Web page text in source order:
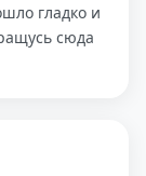
гладко и
сюда